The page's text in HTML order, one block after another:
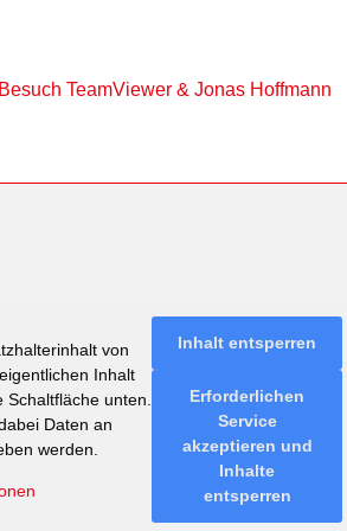
TeamViewer & Jonas Hoffmann
von
Inhalt
unten.
Daten an
werden.
Inhalt entsperren
Erforderlichen
Service
akzeptieren und
Inhalte
entsperren